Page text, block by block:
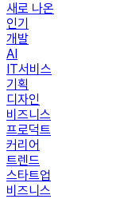
새로 나온
인기
개발
AI
IT서비스
기획
디자인
비즈니스
프로덕트
커리어
트렌드
스타트업
비즈니스